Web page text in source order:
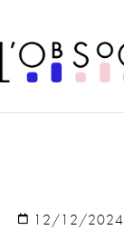
12/12/2024